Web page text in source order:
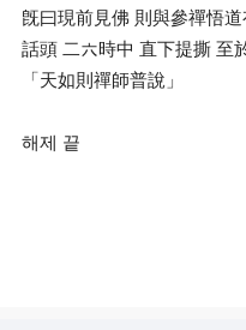
旣曰現前見佛 則與參禪悟
話頭 二六時中 直下提撕 至
「天如則禪師普說」
해제 끝